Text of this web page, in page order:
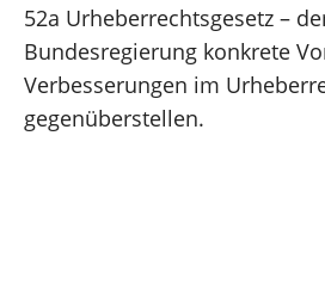
52a Urheberrechtsgesetz –
Bundesregierung konkrete
Verbesserungen im
gegenüberstellen.